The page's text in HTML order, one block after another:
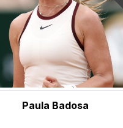
Paula Badosa